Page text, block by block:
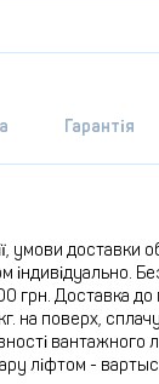
Гарантія
умови доставки
індивідуально.
грн. Доставка до
на поверх,
вантажного
ліфтом -